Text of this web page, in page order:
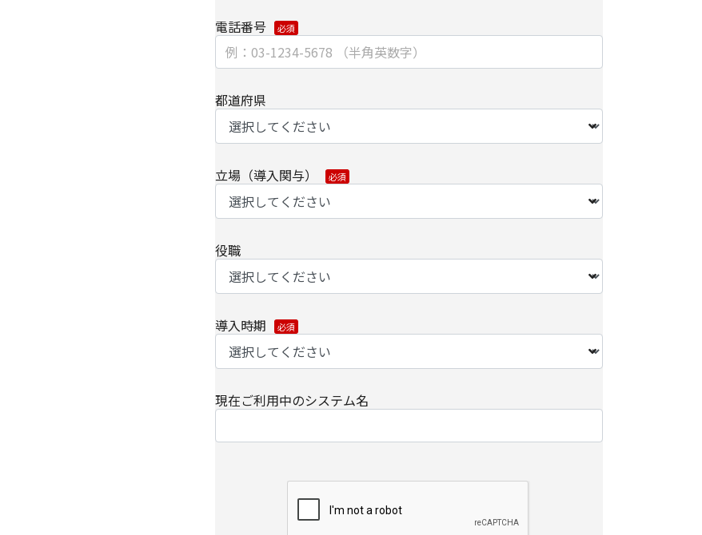
による搬送もしくは手渡しにて提供いたします。
なお、各種お問い合わせ・お申込みに関する対応への適切な回答処理の
ため、当社の関係会社およびパートナー企業より直接ご連絡させていた
だく場合があります。
【委託先に関して】
する場合は、適切な機密保持契約を締結し委託先を監督します。
【情報提供の任意性に関して】
ビスをお届けできなくなる場合がございます。
【個人情報の開示/訂正/削除に関して】
は、下記の[個人情報保護管理元・お問い合わせ先]にお問い合わせくださ
い。
また、お手続きの詳細については、以下をご参照ください。
電話番号
都道府県
立場（導入関与）
役職
導入時期
現在ご利用中のシステム名